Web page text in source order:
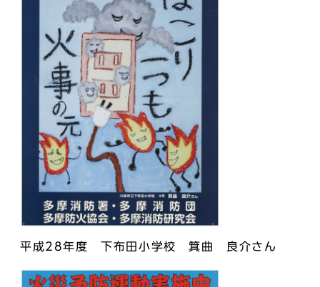
平成28年度 下布田小学校 箕曲 良介さん